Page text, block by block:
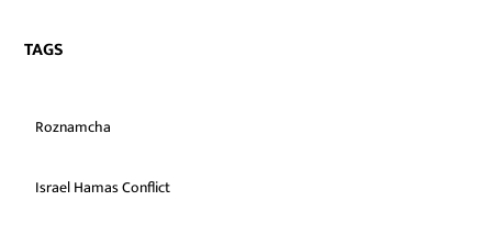
TAGS
Roznamcha
Israel Hamas Conflict